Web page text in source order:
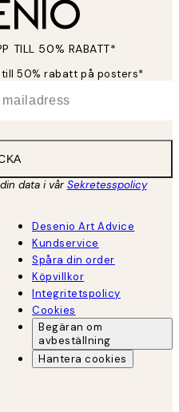
TILL 50% RABATT*
50% rabatt på posters*
data i vårSekretesspolicy
Desenio Art Advice
Kundservice
Spåra din order
Köpvillkor
Integritetspolicy
Cookies
Begäran om
avbeställning
Hantera cookies